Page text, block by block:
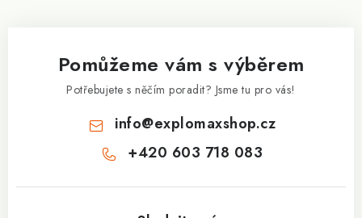
Pomůžeme vám s výběrem
Potřebujete s něčím poradit? Jsme tu pro vás!
info@explomaxshop.cz
+420 603 718 083